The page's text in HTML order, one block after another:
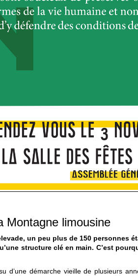
Montagne limousine
un peu plus de 150
structure clé en main. C’est
d’une démarche vieille de plusieurs